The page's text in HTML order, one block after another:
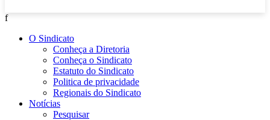
f
O Sindicato
Conheça a Diretoria
Conheça o Sindicato
Estatuto do Sindicato
Politica de privacidade
Regionais do Sindicato
Notícias
Pesquisar